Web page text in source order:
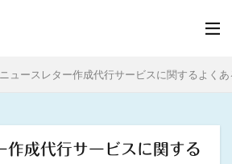
ニュースレター作成代行サービスに関するよく
作成代行サービスに関する